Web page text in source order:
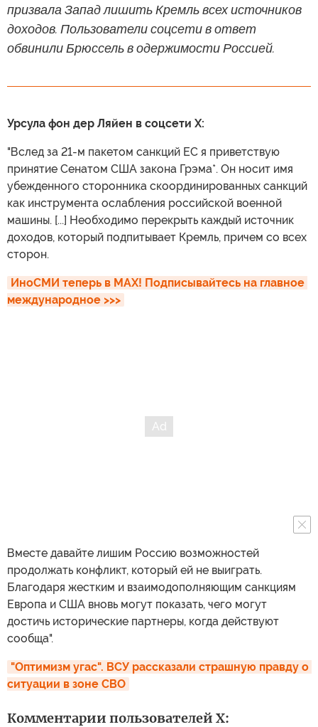
призвала Запад лишить Кремль всех источников
доходов. Пользователи соцсети в ответ
обвинили Брюссель в одержимости Россией.
Урсула фон дер Ляйен в соцсети X:
"Вслед за 21-м пакетом санкций ЕС я приветствую
принятие Сенатом США закона Грэма*. Он носит имя
убежденного сторонника скоординированных санкций
как инструмента ослабления российской военной
машины. [...] Необходимо перекрыть каждый источник
доходов, который подпитывает Кремль, причем со всех
сторон.
ИноСМИ теперь в MAX! Подписывайтесь на главное
международное >>>
Вместе давайте лишим Россию возможностей
продолжать конфликт, который ей не выиграть.
Благодаря жестким и взаимодополняющим санкциям
Европа и США вновь могут показать, чего могут
достичь исторические партнеры, когда действуют
сообща".
"Оптимизм угас". ВСУ рассказали страшную правду о
ситуации в зоне СВО
Комментарии пользователей X: